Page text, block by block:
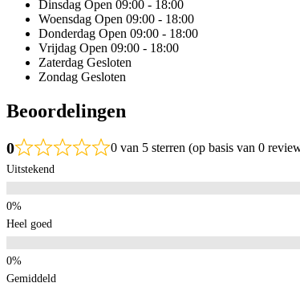
Dinsdag Open 09:00 - 18:00
Woensdag Open 09:00 - 18:00
Donderdag Open 09:00 - 18:00
Vrijdag Open 09:00 - 18:00
Zaterdag Gesloten
Zondag Gesloten
Beoordelingen
0 0 van 5 sterren (op basis van 0
Uitstekend
Heel goed
Gemiddeld